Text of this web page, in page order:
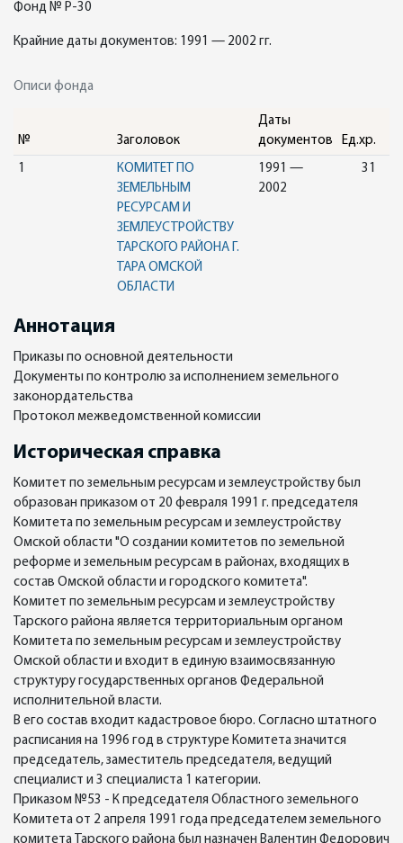
Фонд № Р-30
Крайние даты документов: 1991 — 2002 гг.
Описи фонда
№ Заголовок
Даты
документов
Ед.хр.
1
КОМИТЕТ ПО
ЗЕМЕЛЬНЫМ
РЕСУРСАМ И
ЗЕМЛЕУСТРОЙСТВУ
ТАРСКОГО РАЙОНА Г.
ТАРА ОМСКОЙ
ОБЛАСТИ
1991 —
2002
31
Аннотация
Приказы по основной деятельности
Документы по контролю за исполнением земельного
законордательства
Протокол межведомственной комиссии
Историческая справка
Комитет по земельным ресурсам и землеустройству был
образован приказом от 20 февраля 1991 г. председателя
Комитета по земельным ресурсам и землеустройству
Омской области "О создании комитетов по земельной
реформе и земельным ресурсам в районах, входящих в
состав Омской области и городского комитета".
Комитет по земельным ресурсам и землеустройству
Тарского района является территориальным органом
Комитета по земельным ресурсам и землеустройству
Омской области и входит в единую взаимосвязанную
структуру государственных органов Федеральной
исполнительной власти.
В его состав входит кадастровое бюро. Согласно штатного
расписания на 1996 год в структуре Комитета значится
председатель, заместитель председателя, ведущий
специалист и 3 специалиста 1 категории.
Приказом №53 - К председателя Областного земельного
Комитета от 2 апреля 1991 года председателем земельного
комитета Тарского района был назначен Валентин Федорович